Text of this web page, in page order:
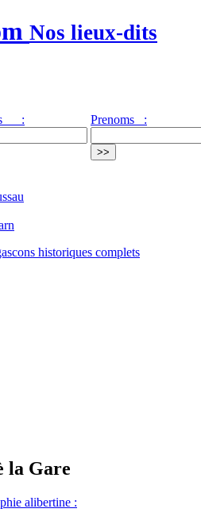
Nos lieux-dits
: Prenoms :
historiques complets
la Gare
alibertine :